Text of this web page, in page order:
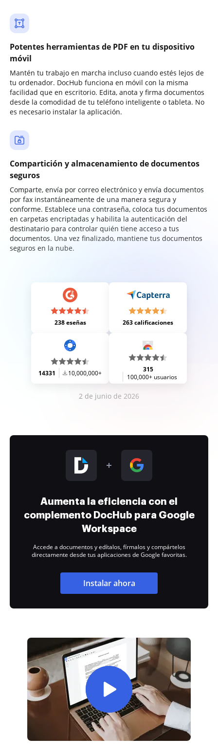
Potentes herramientas de PDF en tu dispositivo
móvil
Mantén tu trabajo en marcha incluso cuando estés lejos de
tu ordenador. DocHub funciona en móvil con la misma
facilidad que en escritorio. Edita, anota y firma documentos
desde la comodidad de tu teléfono inteligente o tableta. No
es necesario instalar la aplicación.
Compartición y almacenamiento de documentos
seguros
Comparte, envía por correo electrónico y envía documentos
por fax instantáneamente de una manera segura y
conforme. Establece una contraseña, coloca tus documentos
en carpetas encriptadas y habilita la autenticación del
destinatario para controlar quién tiene acceso a tus
documentos. Una vez finalizado, mantiene tus documentos
seguros en la nube.
238 eseñas 263 calificaciones
14331 10,000,000+
315
100,000+ usuarios
2 de junio de 2026
Aumenta la eficiencia con el
complemento DocHub para Google
Workspace
Accede a documentos y edítalos, fírmalos y compártelos
directamente desde tus aplicaciones de Google favoritas.
Instalar ahora